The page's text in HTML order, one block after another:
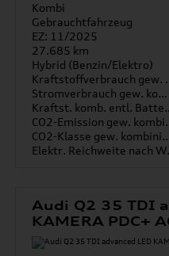
Kombi
Gebrauchtfahrzeug
EZ: 11/2025
27.685 km
Hybrid (Benzin/Elektro)
Stromverbrauch gew. kombiniert
Kraftst.
CO2-
CO2-Klasse
Audi Q2 35 TDI
KAMERA PDC+